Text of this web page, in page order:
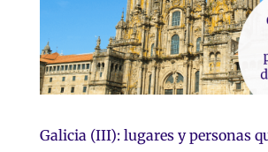
Galicia (III): lugares y personas